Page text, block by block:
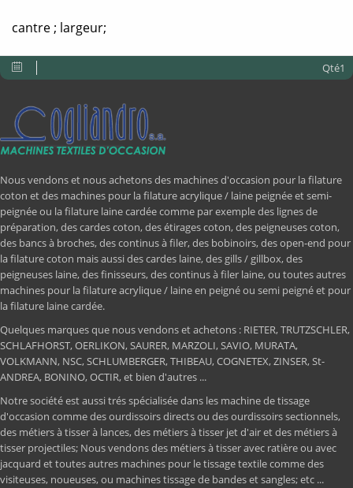
cantre ; largeur;
Qté1
Nous vendons et nous achetons des machines d'occasion pour la filature
coton et des machines pour la filature acrylique / laine peignée et semi-
peignée ou la filature laine cardée comme par exemple des lignes de
préparation, des cardes coton, des étirages coton, des peigneuses coton,
des bancs à broches, des continus à filer, des bobinoirs, des open-end pour
la filature coton mais aussi des cardes laine, des gills / gillbox, des
peigneuses laine, des finisseurs, des continus à filer laine, ou toutes autres
machines pour la filature acrylique / laine en peigné ou semi peigné et pour
la filature laine cardée.
Quelques marques que nous vendons et achetons : RIETER, TRUTZSCHLER,
SCHLAFHORST, OERLIKON, SAURER, MARZOLI, SAVIO, MURATA,
VOLKMANN, NSC, SCHLUMBERGER, THIBEAU, COGNETEX, ZINSER, St-
ANDREA, BONINO, OCTIR, et bien d'autres ...
Notre société est aussi trés spécialisée dans les machine de tissage
d'occasion comme des ourdissoirs directs ou des ourdissoirs sectionnels,
des métiers à tisser à lances, des métiers à tisser jet d'air et des métiers à
tisser projectiles; Nous vendons des métiers à tisser avec ratière ou avec
jacquard et toutes autres machines pour le tissage textile comme des
visiteuses, noueuses, ou machines tissage de bandes et sangles; etc ...